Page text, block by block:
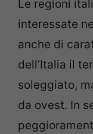
Le regioni
interessate
anche di
dell’Italia il
soleggiato,
da ovest. In